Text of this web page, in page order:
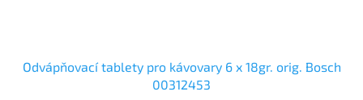
Odvápňovací tablety pro kávovary 6 x 18gr. orig. Bosch
00312453